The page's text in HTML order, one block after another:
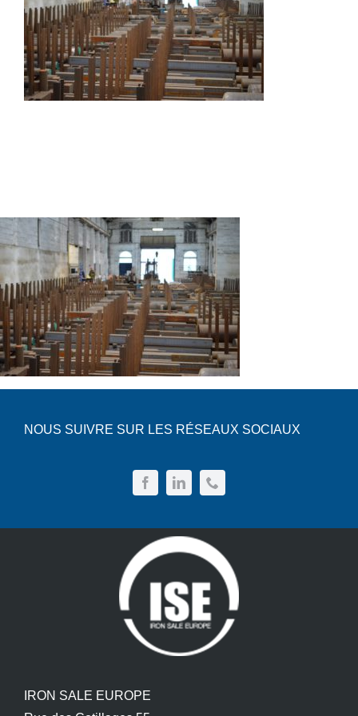
Autres produits
Boulonnerie spéciale
Français
Nederlands
NOUS SUIVRE SUR LES RÉSEAUX SOCIAUX
IRON SALE EUROPE